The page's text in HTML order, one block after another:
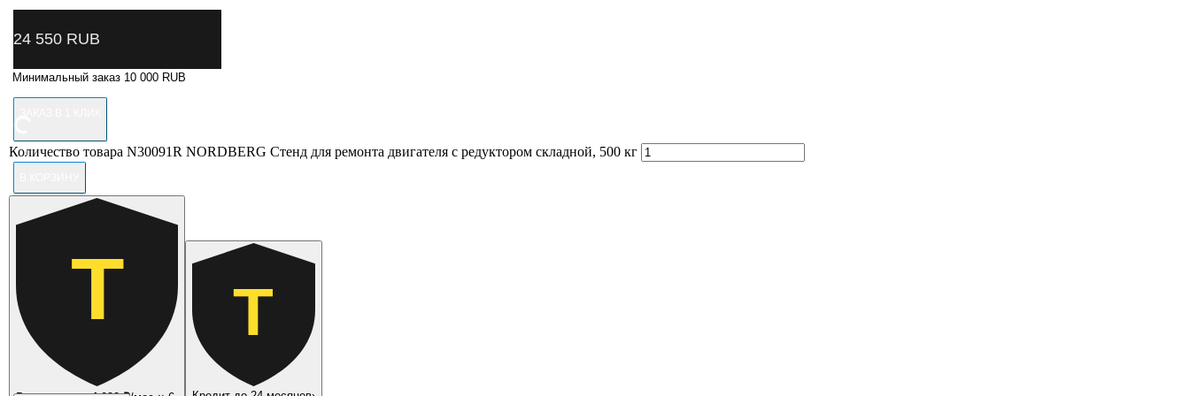
24 550 RUB
Минимальный заказ 10 000 RUB
Количество товара N30091R NORDBERG Стенд для ремонта двигателя с редуктором складной, 500 кг
Т Т